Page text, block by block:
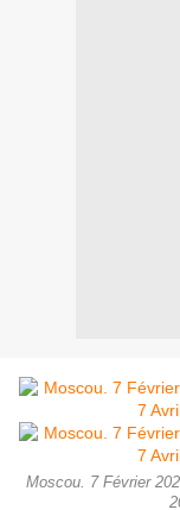
Moscou. 7 Février